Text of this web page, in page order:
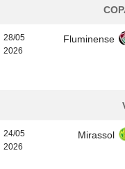
28/05
2026
Fluminense
24/05
2026
Mirassol